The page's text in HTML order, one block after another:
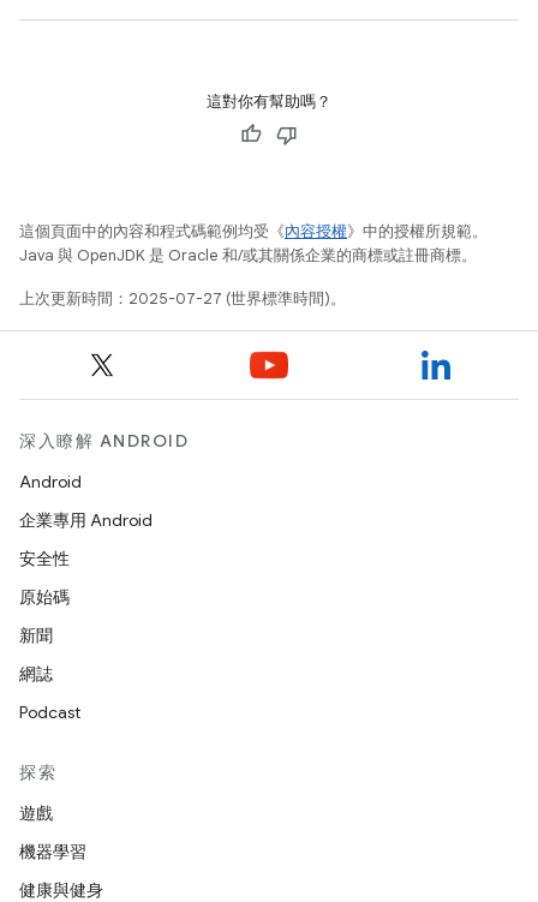
這對你有幫助嗎？
這個頁面中的內容和程式碼範例均受《內容授權》中的授權所規範。
Java 與 OpenJDK 是 Oracle 和/或其關係企業的商標或註冊商標。
上次更新時間：2025-07-27 (世界標準時間)。
深入瞭解 ANDROID
Android
企業專用 Android
安全性
原始碼
新聞
網誌
Podcast
探索
遊戲
機器學習
健康與健身